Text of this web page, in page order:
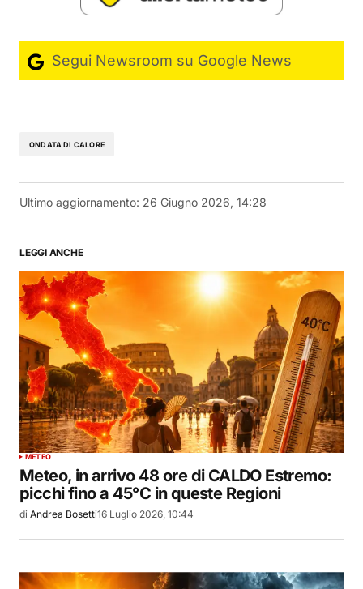
Segui Newsroom su Google News
ONDATA DI CALORE
Ultimo aggiornamento: 26 Giugno 2026, 14:28
LEGGI ANCHE
METEO
Meteo, in arrivo 48 ore di CALDO Estremo:
picchi fino a 45°C in queste Regioni
di Andrea Bosetti16 Luglio 2026, 10:44